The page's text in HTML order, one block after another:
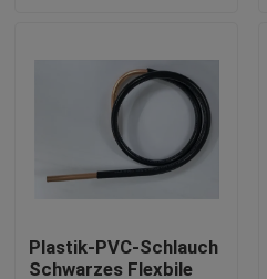
Fordern Sie ein Zitat
Flexibler PVC-Schläuche
durch Hitze schrumpfbares
Gewölbter flexible
Plastik-PVC-Schlauch
Schwarzes Flexbile